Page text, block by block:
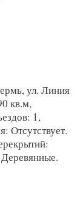
ул. Линия
кв.м,
1,
Отсутствует.